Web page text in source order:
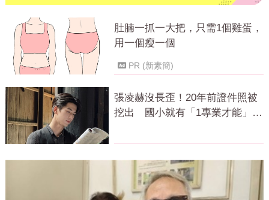
肚腩一抓一大把，只需1個雞蛋，
用一個瘦一個
PR (新素簡)
張凌赫沒長歪！20年前證件照被
挖出 國小就有「1專業才能」震